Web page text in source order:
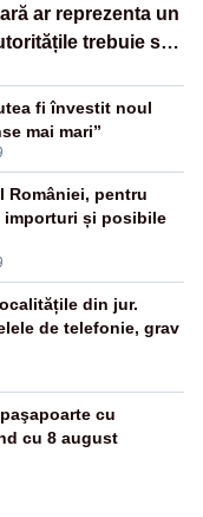
ar reprezenta un
trebuie să
și
fi învestit noul
mai mari”
României, pentru
importuri și posibile
din jur.
de telefonie, grav
cu
cu 8 august